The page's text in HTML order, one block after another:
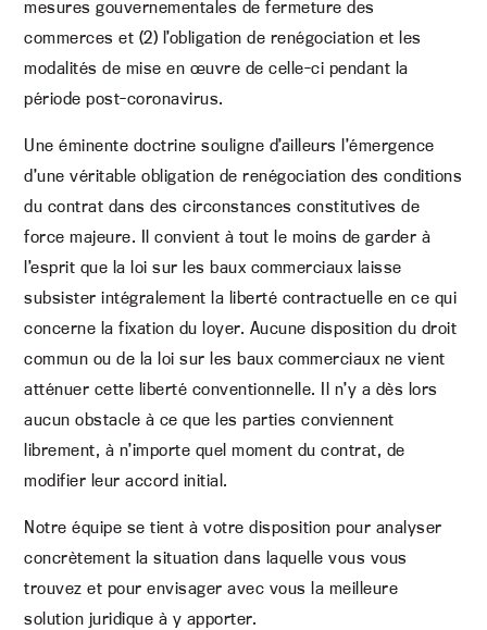
mesures gouvernementales de fermeture des
commerces et (2) l’obligation de renégociation et les
modalités de mise en œuvre de celle-ci pendant la
période post-coronavirus.
Une éminente doctrine souligne d’ailleurs l’émergence
d’une véritable obligation de renégociation des conditions
du contrat dans des circonstances constitutives de
force majeure. Il convient à tout le moins de garder à
l’esprit que la loi sur les baux commerciaux laisse
subsister intégralement la liberté contractuelle en ce qui
concerne la fixation du loyer. Aucune disposition du droit
commun ou de la loi sur les baux commerciaux ne vient
atténuer cette liberté conventionnelle. Il n’y a dès lors
aucun obstacle à ce que les parties conviennent
librement, à n’importe quel moment du contrat, de
modifier leur accord initial.
Notre équipe se tient à votre disposition pour analyser
concrètement la situation dans laquelle vous vous
trouvez et pour envisager avec vous la meilleure
solution juridique à y apporter.